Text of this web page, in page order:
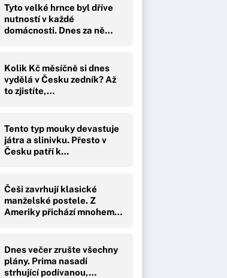
Tyto velké hrnce byl dříve
nutností v každé
domácnosti. Dnes za ně…
Kolik Kč měsíčně si dnes
vydělá v Česku zedník? Až
to zjistíte,…
Tento typ mouky devastuje
játra a slinivku. Přesto v
Česku patří k…
Češi zavrhují klasické
manželské postele. Z
Ameriky přichází mnohem…
Dnes večer zrušte všechny
plány. Prima nasadí
strhující podívanou,…